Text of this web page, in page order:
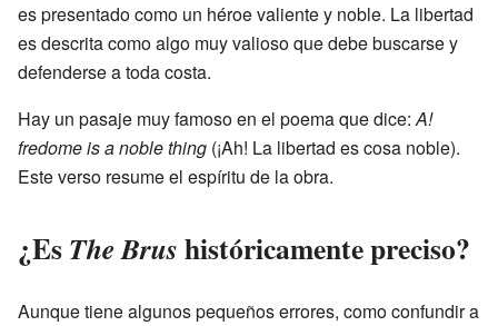
es presentado como un héroe valiente y noble. La libertad
es descrita como algo muy valioso que debe buscarse y
defenderse a toda costa.
Hay un pasaje muy famoso en el poema que dice:A!
fredome is a noble thing (¡Ah! La libertad es cosa noble).
Este verso resume el espíritu de la obra.
¿EsThe Brushistóricamente preciso?
Aunque tiene algunos pequeños errores, como confundir a